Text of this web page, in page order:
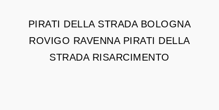
PIRATI DELLA STRADA BOLOGNA
ROVIGO RAVENNA PIRATI DELLA
STRADA RISARCIMENTO